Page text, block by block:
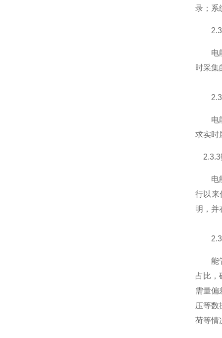
录；系
2.3.1
电能
时采集
2.3.2
电能
求实时
2.3.3
电能
行以来
明，并
2.3.4
能管
占比，
需量偏
压等数
荷等情